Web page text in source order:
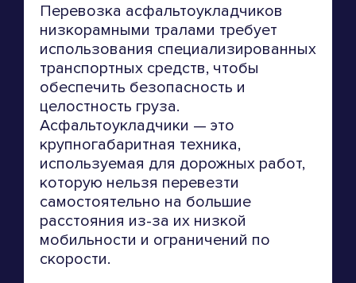
Перевозка асфальтоукладчиков
низкорамными тралами требует
использования специализированных
транспортных средств, чтобы
обеспечить безопасность и
целостность груза.
Асфальтоукладчики — это
крупногабаритная техника,
используемая для дорожных работ,
которую нельзя перевезти
самостоятельно на большие
расстояния из-за их низкой
мобильности и ограничений по
скорости.